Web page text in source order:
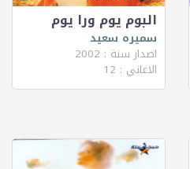
البوم يوم ورا يوم
سميره سعيد
اصدار سنة : 2002
الاغاني : 12